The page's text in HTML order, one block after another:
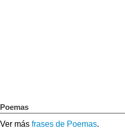
Poemas
Ver más frases de Poemas.